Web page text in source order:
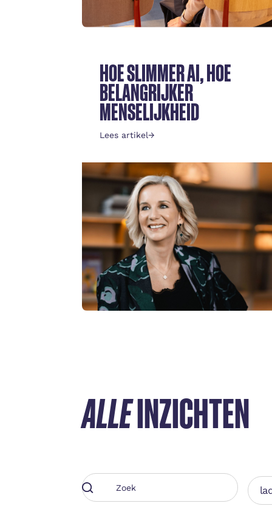
HOE SLIMMER AI, HOE
BELANGRIJKER
MENSELIJKHEID
Lees artikel→
ALLEINZICHTEN